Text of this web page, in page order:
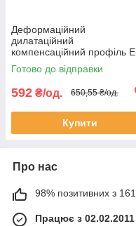
Деформаційний
дилатаційний
компенсаційний профіль
Form 2,5 метра
Готово до відправки
592 ₴/од. 650,55 ₴/од.
Купити
Про нас
98% позитивних з 161
Працює з 02.02.2011